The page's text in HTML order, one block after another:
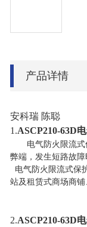
产品详情
安科瑞 陈聪
1.ASCP210-63D
电气防火限流
弊端，发生短路故
电气防火限流式保
站及租赁式商场商
2.ASCP210-63D